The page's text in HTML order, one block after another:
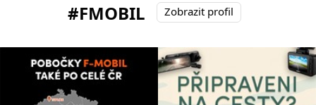
#FMOBIL
Zobrazit profil